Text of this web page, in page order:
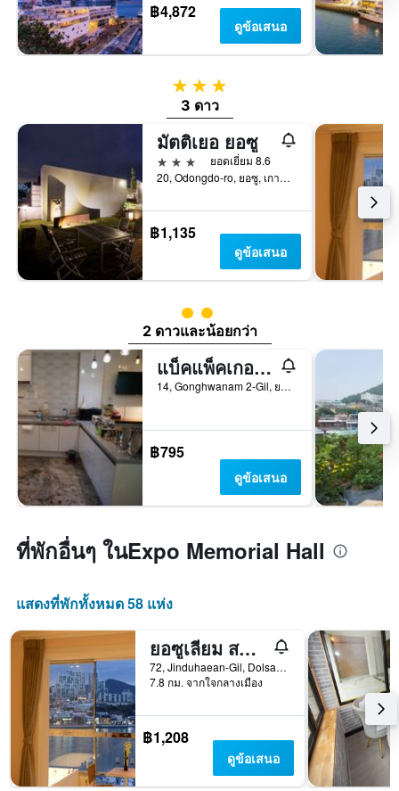
฿4,872
ดูข้อเสนอ
3 ดาว
3 ดาว
มัตติเยอ ยอซู
3 ดาว
ยอดเยี่ยม 8.6
20, Odongdo-ro, ยอซู, เกาหลีใต้
฿1,135
ดูข้อเสนอ
ให้ 2 ดาว
2 ดาวและน้อยกว่า
แบ็คแพ็คเกอร์ส อิน ยอซู - โฮสเทล
14, Gonghwanam 2-Gil, ยอซู, เกาหลีใต้
฿795
ดูข้อเสนอ
ที่พักอื่นๆ ในExpo Memorial Hall
แสดงที่พักทั้งหมด 58 แห่ง
ยอซูเลียม สปา โฮสเทล
72, Jinduhaean-Gil, Dolsan-Eup, ยอซู, เกาหลีใต้
7.8 กม. จากใจกลางเมือง
฿1,208
ดูข้อเสนอ